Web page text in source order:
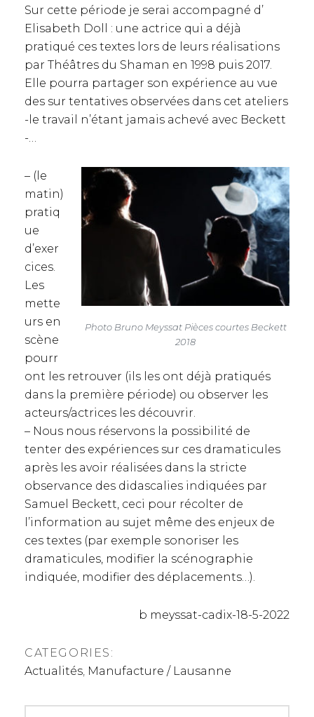
Sur cette période je serai accompagné d’
Elisabeth Doll : une actrice qui a déjà
pratiqué ces textes lors de leurs réalisations
par Théâtres du Shaman en 1998 puis 2017.
Elle pourra partager son expérience au vue
des sur tentatives observées dans cet ateliers
-le travail n’étant jamais achevé avec Beckett
-…
Photo Bruno Meyssat Pièces courtes Beckett
2018
– (le
matin)
pratiq
ue
d’exer
cices.
Les
mette
urs en
scène
pourr
ont les retrouver (ils les ont déjà pratiqués
dans la première période) ou observer les
acteurs/actrices les découvrir.
– Nous nous réservons la possibilité de
tenter des expériences sur ces dramaticules
après les avoir réalisées dans la stricte
observance des didascalies indiquées par
Samuel Beckett, ceci pour récolter de
l’information au sujet même des enjeux de
ces textes (par exemple sonoriser les
dramaticules, modifier la scénographie
indiquée, modifier des déplacements…).
b meyssat-cadix-18-5-2022
CATEGORIES:
Actualités Manufacture / Lausanne